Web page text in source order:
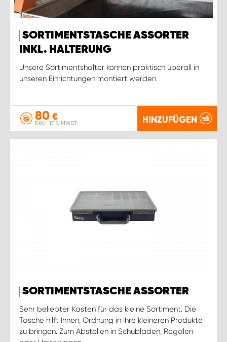
SORTIMENTSTASCHE ASSORTER
INKL. HALTERUNG
Unsere Sortimentshalter können praktisch überall in
unseren Einrichtungen montiert werden.
80 €
EXKL. 17 % MWST. HINZUFÜGEN
SORTIMENTSTASCHE ASSORTER
Sehr beliebter Kasten für das kleine Sortiment. Die
Tasche hilft Ihnen, Ordnung in Ihre kleineren Produkte
zu bringen. Zum Abstellen in Schubladen, Regalen